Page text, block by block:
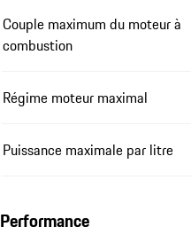
Couple maximum du moteur à
combustion
Régime moteur maximal
Puissance maximale par litre
Performance